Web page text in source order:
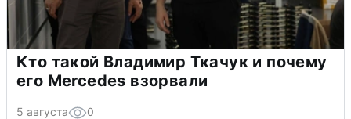
Кто такой Владимир Ткачук и почему
его Mercedes взорвали
5 августа 0